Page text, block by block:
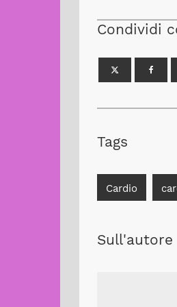
Condividi
Tags
Cardio
Sull'autore